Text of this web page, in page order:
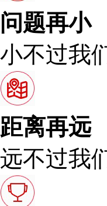
问题再小
小不过我
距离再远
远不过我